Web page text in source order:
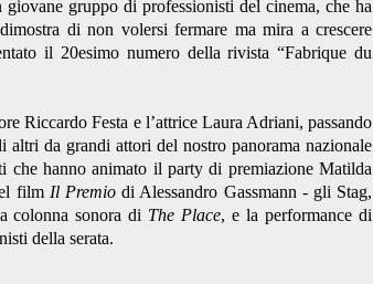
gruppo di professionisti del cinema, che ha
di non volersi fermare ma mira a crescere
il 20esimo numero della rivista “Fabrique du
Riccardo Festa e l’attrice Laura Adriani, passando
da grandi attori del nostro panorama nazionale
hanno animato il party di premiazione Matilda
film Il Premio di Alessandro Gassmann - gli Stag,
colonna sonora di The Place, e la performance di
della serata.